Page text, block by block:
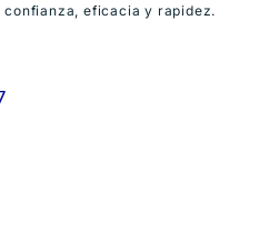
eficacia y rapidez.